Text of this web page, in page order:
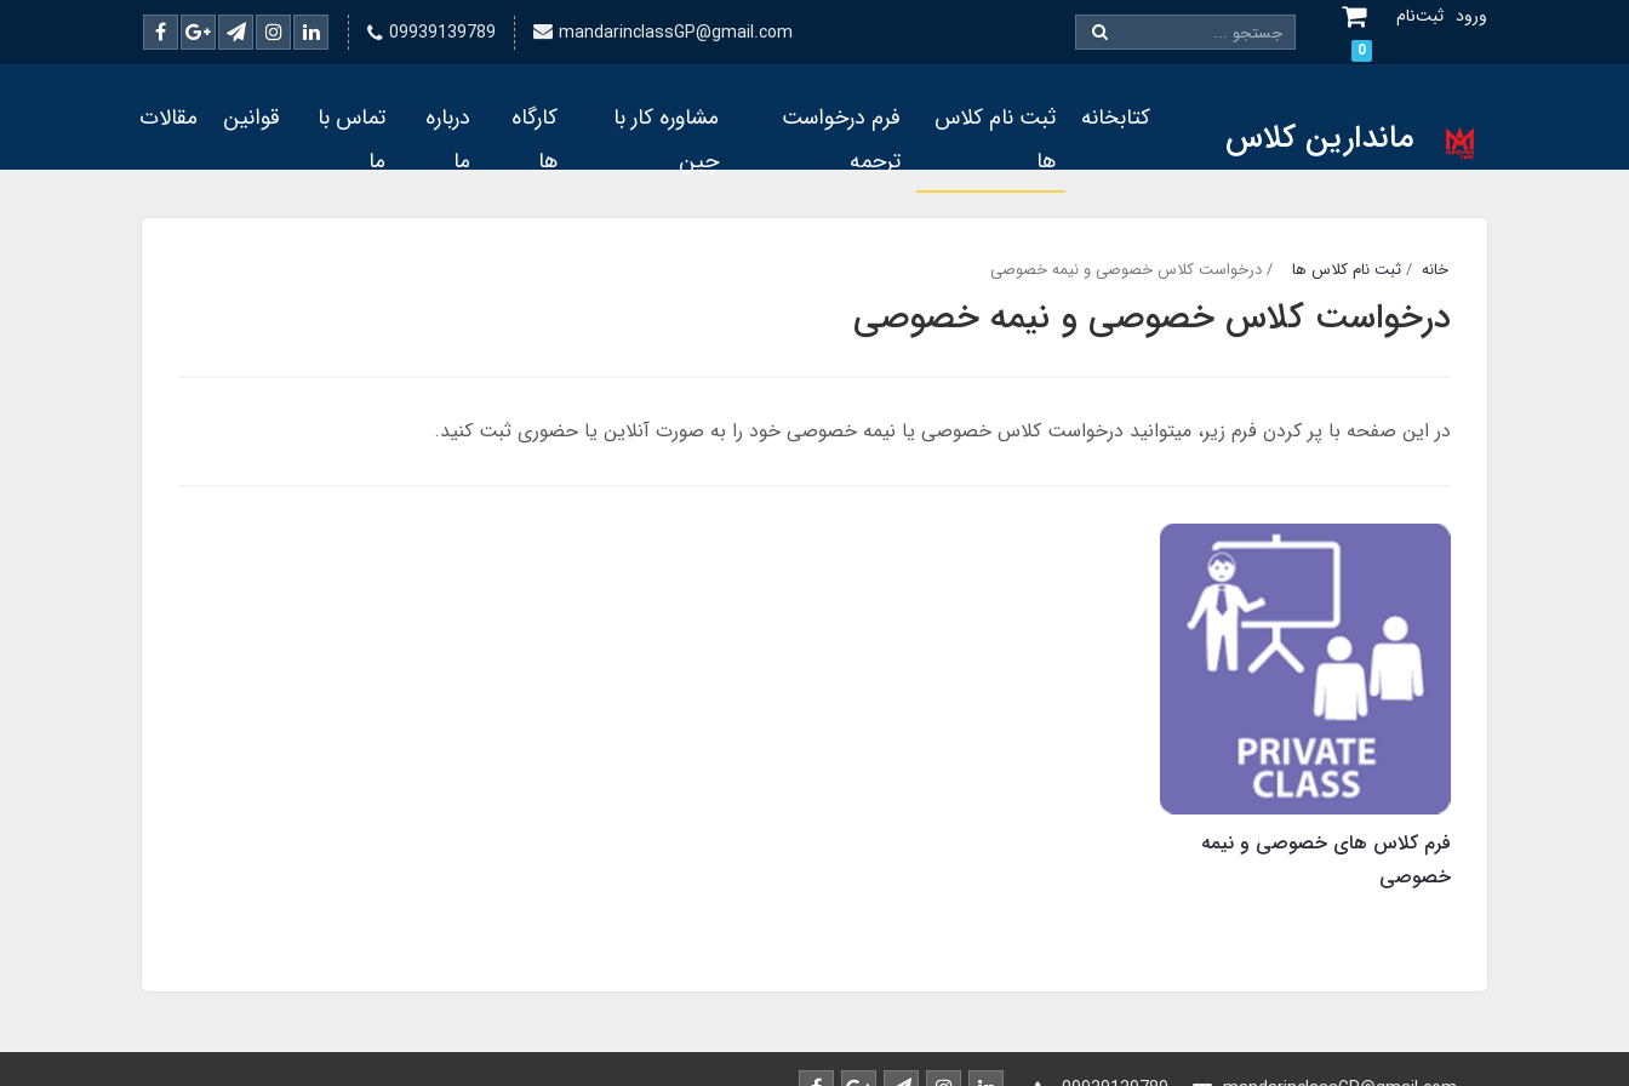
ورود ثبت‌نام
0
09939139789 mandarinclassGP@gmail.com
ماندارین کلاس کتابخانه
ثبت نام کلاس
ها
فرم درخواست
ترجمه
مشاوره کار با
چین
کارگاه
ها
درباره
ما
تماس با
ما
قوانین مقالات
خانه ثبت نام کلاس ها درخواست کلاس خصوصی و نیمه خصوصی
درخواست کلاس خصوصی و نیمه خصوصی
در این صفحه با پر کردن فرم زیر، میتوانید درخواست کلاس خصوصی یا نیمه خصوصی خود را به صورت آنلاین یا حضوری ثبت کنید.
فرم کلاس های خصوصی و نیمه
خصوصی